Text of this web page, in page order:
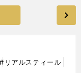
#リアルスティール